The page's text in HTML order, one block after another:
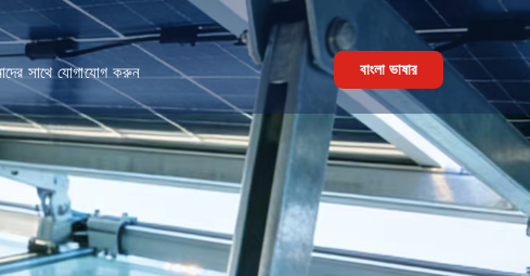
সাথে যোগাযোগ করুন বাংলা ভাষার